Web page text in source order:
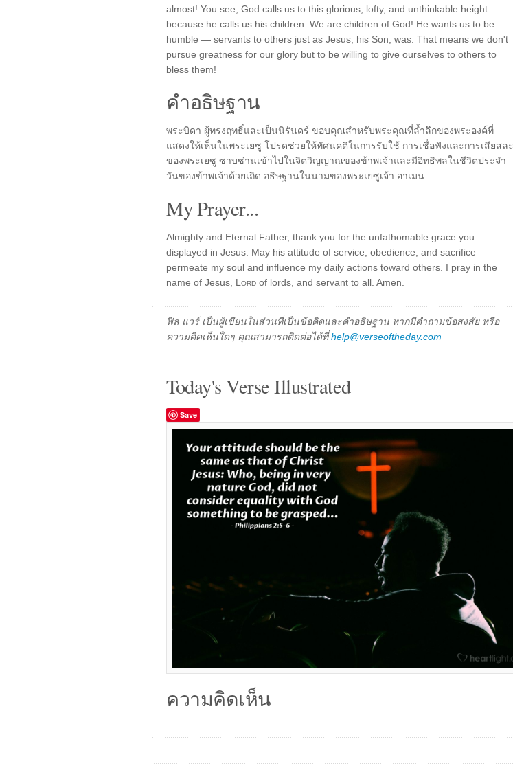
almost! You see, God calls us to this glorious, lofty, and unthinkable height
because he calls us his children. We are children of God! He wants us to be
humble — servants to others just as Jesus, his Son, was. That means we don't
pursue greatness for our glory but to be willing to give ourselves to others to
bless them!
คำอธิษฐาน
พระบิดา ผู้ทรงฤทธิ์และเป็นนิรันดร์ ขอบคุณสำหรับพระคุณที่ล้ำลึกของพระองค์ที่
แสดงให้เห็นในพระเยซู โปรดช่วยให้ทัศนคติในการรับใช้ การเชื่อฟังและการเสียสละ
ของพระเยซู ซาบซ่านเข้าไปในจิตวิญญาณของข้าพเจ้าและมีอิทธิพลในชีวิตประจำ
วันของข้าพเจ้าด้วยเถิด อธิษฐานในนามของพระเยซูเจ้า อาเมน
My Prayer...
Almighty and Eternal Father, thank you for the unfathomable grace you
displayed in Jesus. May his attitude of service, obedience, and sacrifice
permeate my soul and influence my daily actions toward others. I pray in the
name of Jesus, Lord of lords, and servant to all. Amen.
ฟิล แวร์ เป็นผู้เขียนในส่วนที่เป็นข้อคิดและคำอธิษฐาน หากมีคำถามข้อสงสัย หรือ
ความคิดเห็นใดๆ คุณสามารถติดต่อได้ที่help@verseoftheday.com
Today's Verse Illustrated
Save
ความคิดเห็น